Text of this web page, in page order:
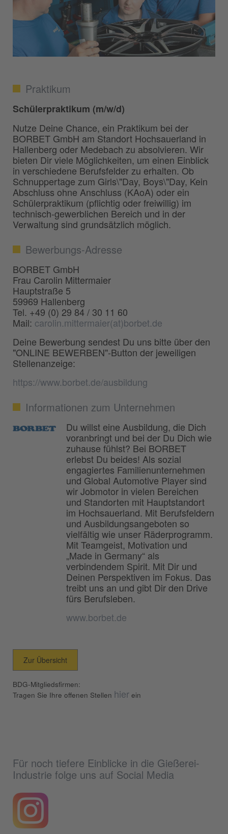
Praktikum
Schülerpraktikum (m/w/d)
Nutze Deine Chance, ein Praktikum bei der
BORBET GmbH am Standort Hochsauerland in
Hallenberg oder Medebach zu absolvieren. Wir
bieten Dir viele Möglichkeiten, um einen Einblick
in verschiedene Berufsfelder zu erhalten. Ob
Schnuppertage zum Girls\"Day, Boys\"Day, Kein
Abschluss ohne Anschluss (KAoA) oder ein
Schülerpraktikum (pflichtig oder freiwillig) im
technisch-gewerblichen Bereich und in der
Verwaltung sind grundsätzlich möglich.
Bewerbungs-Adresse
BORBET GmbH
Frau Carolin Mittermaier
Hauptstraße 5
59969 Hallenberg
Tel. +49 (0) 29 84 / 30 11 60
Mail: carolin.mittermaier(at)borbet.de
Deine Bewerbung sendest Du uns bitte über den
"ONLINE BEWERBEN"-Button der jeweiligen
Stellenanzeige:
https://www.borbet.de/ausbildung
Informationen zum Unternehmen
Du willst eine Ausbildung, die Dich
voranbringt und bei der Du Dich wie
zuhause fühlst? Bei BORBET
erlebst Du beides! Als sozial
engagiertes Familienunternehmen
und Global Automotive Player sind
wir Jobmotor in vielen Bereichen
und Standorten mit Hauptstandort
im Hochsauerland. Mit Berufsfeldern
und Ausbildungsangeboten so
vielfältig wie unser Räderprogramm.
Mit Teamgeist, Motivation und
„Made in Germany“ als
verbindendem Spirit. Mit Dir und
Deinen Perspektiven im Fokus. Das
treibt uns an und gibt Dir den Drive
fürs Berufsleben.
www.borbet.de
Zur Übersicht
BDG-Mitgliedsfirmen:
Tragen Sie Ihre offenen Stellen hier ein
Für noch tiefere Einblicke in die Gießerei-
Industrie folge uns auf Social Media